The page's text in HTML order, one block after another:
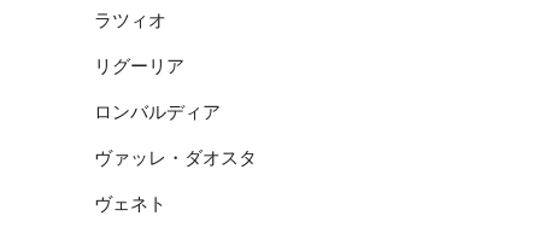
ラツィオ
リグーリア
ロンバルディア
ヴァッレ・ダオスタ
ヴェネト